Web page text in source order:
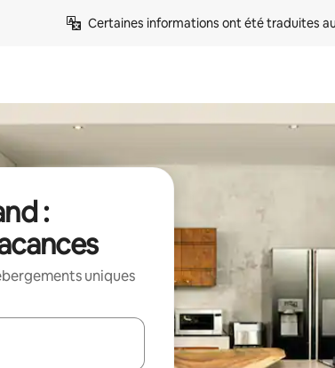
Certaines informations ont été traduites
:
uniques
utilisez les flèches vers le haut et vers le bas pour